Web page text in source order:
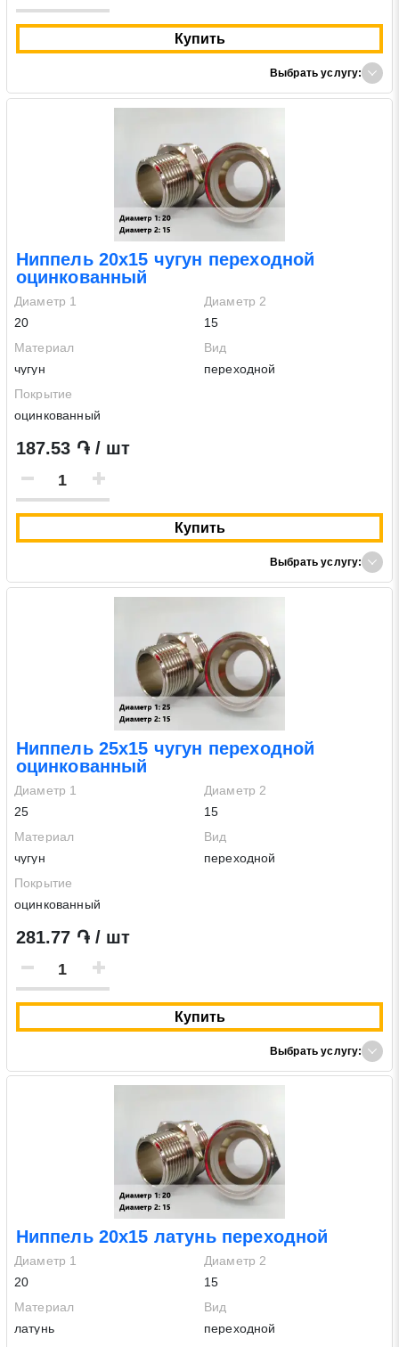
Купить
Выбрать услугу:
Ниппель 20х15 чугун переходной
оцинкованный
Диаметр 1
20
Диаметр 2
15
Материал
чугун
Вид
переходной
Покрытие
оцинкованный
187.53 ֏ / шт
Купить
Выбрать услугу:
Ниппель 25х15 чугун переходной
оцинкованный
Диаметр 1
25
Диаметр 2
15
Материал
чугун
Вид
переходной
Покрытие
оцинкованный
281.77 ֏ / шт
Купить
Выбрать услугу:
Ниппель 20х15 латунь переходной
Диаметр 1
20
Диаметр 2
15
Материал
латунь
Вид
переходной